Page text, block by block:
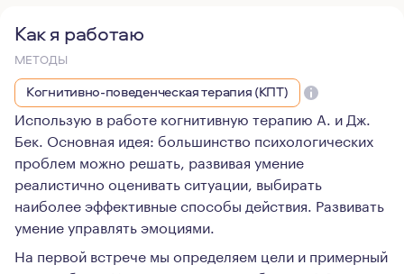
Как я работаю
МЕТОДЫ
Когнитивно-поведенческая терапия (КПТ)
Использую в работе когнитивную терапию А. и Дж.
Бек. Основная идея: большинство психологических
проблем можно решать, развивая умение
реалистично оценивать ситуации, выбирать
наиболее эффективные способы действия. Развивать
умение управлять эмоциями.
На первой встрече мы определяем цели и примерный